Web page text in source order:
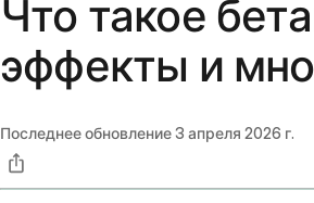
Что такое
эффекты и
Последнее обновление3 апреля 2026 г.